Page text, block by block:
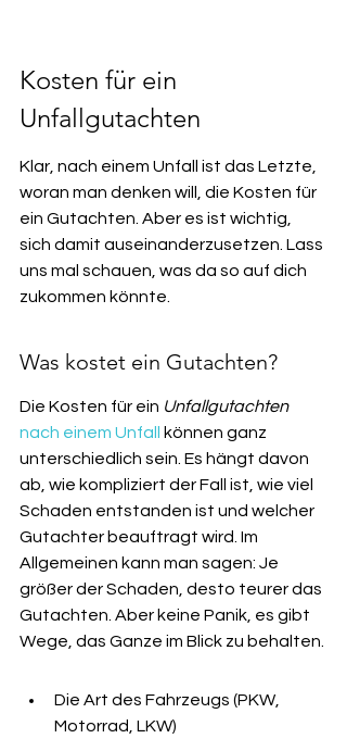
Kosten für ein
Unfallgutachten
Klar, nach einem Unfall ist das Letzte,
woran man denken will, die Kosten für
ein Gutachten. Aber es ist wichtig,
sich damit auseinanderzusetzen. Lass
uns mal schauen, was da so auf dich
zukommen könnte.
Was kostet ein Gutachten?
Die Kosten für ein Unfallgutachten
nach einem Unfall
können ganz
unterschiedlich sein. Es hängt davon
ab, wie kompliziert der Fall ist, wie viel
Schaden entstanden ist und welcher
Gutachter beauftragt wird. Im
Allgemeinen kann man sagen: Je
größer der Schaden, desto teurer das
Gutachten. Aber keine Panik, es gibt
Wege, das Ganze im Blick zu behalten.
Die Art des Fahrzeugs (PKW,
Motorrad, LKW)